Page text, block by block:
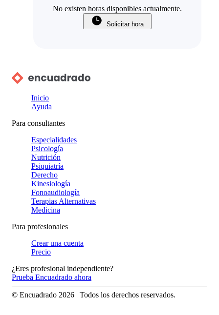
No existen horas disponibles actualmente.
Solicitar hora
Inicio
Ayuda
Para consultantes
Especialidades
Psicología
Nutrición
Psiquiatría
Derecho
Kinesiología
Fonoaudiología
Terapias Alternativas
Medicina
Para profesionales
Crear una cuenta
Precio
¿Eres profesional independiente?
Prueba Encuadrado ahora
© Encuadrado 2026 | Todos los derechos reservados.